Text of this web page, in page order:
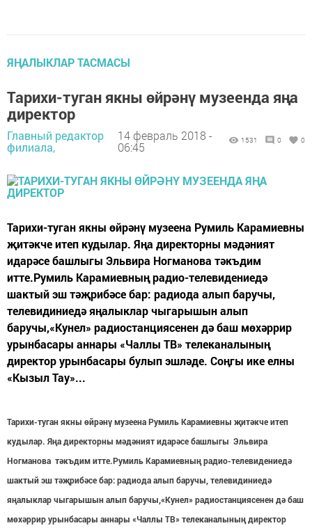
ЯҢАЛЫКЛАР ТАСМАСЫ
Тарихи-туган якны өйрәнү музеенда яңа
директор
Главный редактор
филиала,
14 февраль 2018 -
06:45
1531 0 0
Тарихи-туган якны өйрәнү музеена Румиль Карамиевны
җитәкче итеп кудылар. Яңа директорны мәдәният
идарәсе башлыгы Эльвира Ногманова тәкъдим
итте.Румиль Карамиевның радио-телевидениедә
шактый эш тәҗрибәсе бар: радиода алып баручы,
телевидиниедә яңалыклар чыгарышын алып
баручы,«Кунел» радиостанциясенен дә баш мөхәррир
урынбасары аннары «Чаллы ТВ» телеканалының
директор урынбасары булып эшләде. Соңгы ике елны
«Кызыл Тау»...
Тарихи-туган якны өйрәнү музеенаРумиль Карамиевны җитәкче итеп
кудылар. Яңа директорны мәдәният идарәсе башлыгы Эльвира
Ногманова тәкъдим итте.Румиль Карамиевныңрадио-телевидениедә
шактый эш тәҗрибәсе бар: радиода алып баручы, телевидиниедә
яңалыклар чыгарышын алып баручы,«Кунел» радиостанциясенен дә баш
мөхәррир урынбасары аннары «Чаллы ТВ» телеканалының директор